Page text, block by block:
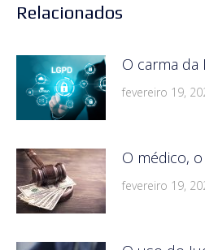
Relacionados
O carma da
fevereiro 19,
O médico,
fevereiro 19,